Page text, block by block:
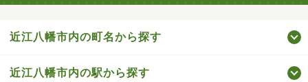
近江八幡市内の町名から探す
近江八幡市内の駅から探す